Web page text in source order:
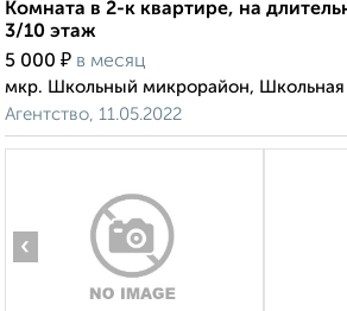
Комната в 2-к квартире, на
3/10 этаж
5 000 ₽ в месяц
мкр. Школьный микрорайон, Школьная
Агентство, 11.05.2022
‹